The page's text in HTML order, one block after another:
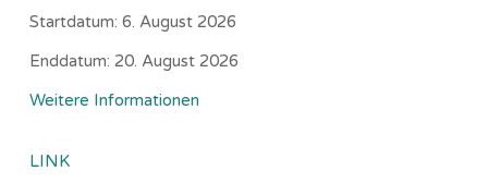
Startdatum: 6. August 2026
Enddatum: 20. August 2026
Weitere Informationen
LINK